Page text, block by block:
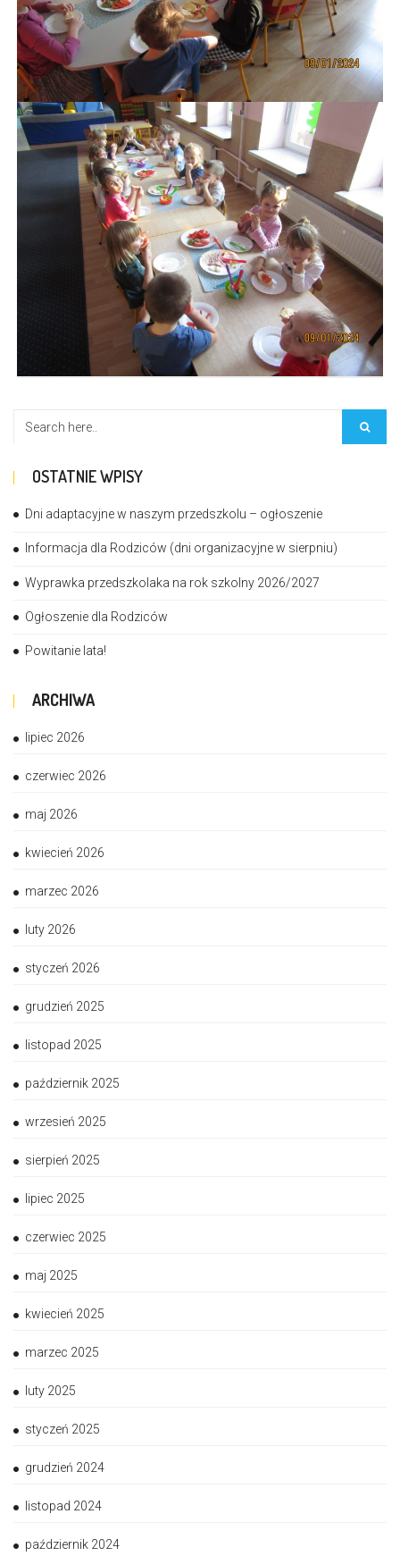
OSTATNIE WPISY
Dni adaptacyjne w naszym przedszkolu – ogłoszenie
Informacja dla Rodziców (dni organizacyjne w sierpniu)
Wyprawka przedszkolaka na rok szkolny 2026/2027
Ogłoszenie dla Rodziców
Powitanie lata!
ARCHIWA
lipiec 2026
czerwiec 2026
maj 2026
kwiecień 2026
marzec 2026
luty 2026
styczeń 2026
grudzień 2025
listopad 2025
październik 2025
wrzesień 2025
sierpień 2025
lipiec 2025
czerwiec 2025
maj 2025
kwiecień 2025
marzec 2025
luty 2025
styczeń 2025
grudzień 2024
listopad 2024
październik 2024